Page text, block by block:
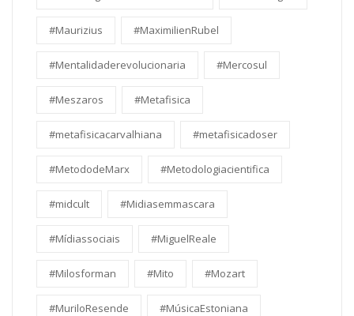
#Maurizius #MaximilienRubel
#Mentalidaderevolucionaria #Mercosul
#Meszaros #Metafisica
#metafisicacarvalhiana #metafisicadoser
#MetododeMarx #Metodologiacientifica
#midcult #Midiasemmascara
#Mídiassociais #MiguelReale
#Milosforman #Mito #Mozart
#MuriloResende #MúsicaEstoniana